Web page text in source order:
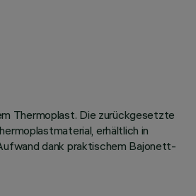
Thermoplast. Die zurückgesetzte
erhältlich in
dank praktischem Bajonett-